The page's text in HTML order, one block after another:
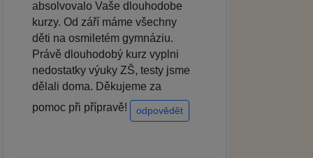
absolvovalo Vaše dlouhodobe
kurzy. Od září máme všechny
děti na osmiletém gymnáziu.
Právě dlouhodobý kurz vyplni
nedostatky výuky ZŠ, testy jsme
dělali doma. Děkujeme za
pomoc při přípravě!
odpovědět